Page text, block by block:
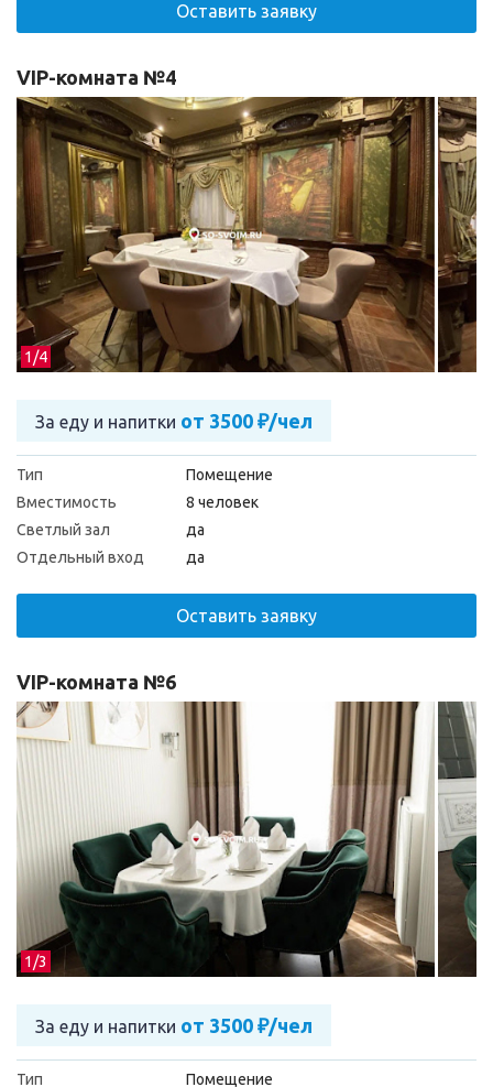
Оставить заявку
1/4
VIP-комната №4
За еду и напитки от 3500 ₽/чел
Тип
Помещение
Вместимость
8 человек
Светлый зал
да
Отдельный вход
да
Оставить заявку
1/3
VIP-комната №6
За еду и напитки от 3500 ₽/чел
Тип Помещение